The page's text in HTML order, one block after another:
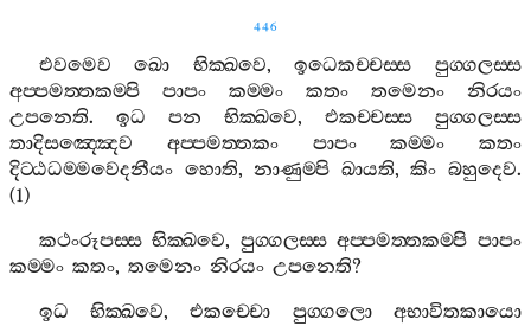
446
එවමෙව ඛො භික‍්ඛවෙ,ඉධෙකච‍්චස‍්ස
පුග‍්ගලස‍්ස
අප‍්පමත‍්තකම‍්පි
පාපං කම‍්මං කතං තමෙනං
නිරයං
උපනෙති. ඉධ පන භික‍්ඛවෙ, එකච‍්චස‍්ස
පුග‍්ගලස‍්ස
තාදිසඤ‍්ඤෙව
අප‍්පමත‍්තකං පාපං කම‍්මං
කතං
දිට‍්ඨධම‍්මවෙදනීයං හොති,නාණුම‍්පි ඛායති,කිං බහුදෙව.
(1)
කථංරූපස‍්ස භික‍්ඛවෙ, පුග‍්ගලස‍්ස අප‍්පමත‍්තකම‍්පි පාපං
කම‍්මං කතං, තමෙනං නිරයං උපනෙති?
ඉධ
භික‍්ඛවෙ,එකච‍්චො පුග‍්ගලො
අභාවිතකායො